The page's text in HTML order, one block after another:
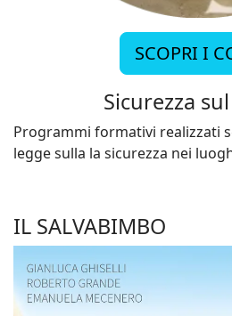
SCOPRI I
Sicurezza
Programmi formativi realizzati
legge sulla la sicurezza nei
IL SALVABIMBO